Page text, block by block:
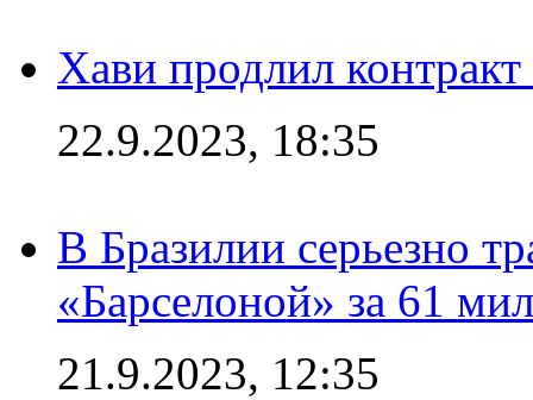
Хави продлил
22.9.2023, 18:35
В Бразилии серьезно
«Барселоной» за 61
21.9.2023, 12:35